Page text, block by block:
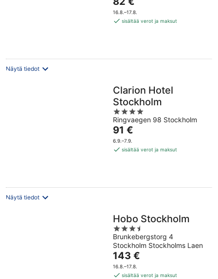
of
5
on
82 €
16.8.–17.8.
sisältää verot ja maksut
Näytä tiedot
Clarion Hotel
Stockholm
4
out
of
5
Ringvaegen 98 Stockholm
Hinta
on
91 €
91 €
6.9.–7.9.
sisältää verot ja maksut
Näytä tiedot
Hobo Stockholm
3.5
out
of
5
Brunkebergstorg 4
Stockholm Stockholms Laen
Hinta
on
143 €
143 €
16.8.–17.8.
sisältää verot ja maksut